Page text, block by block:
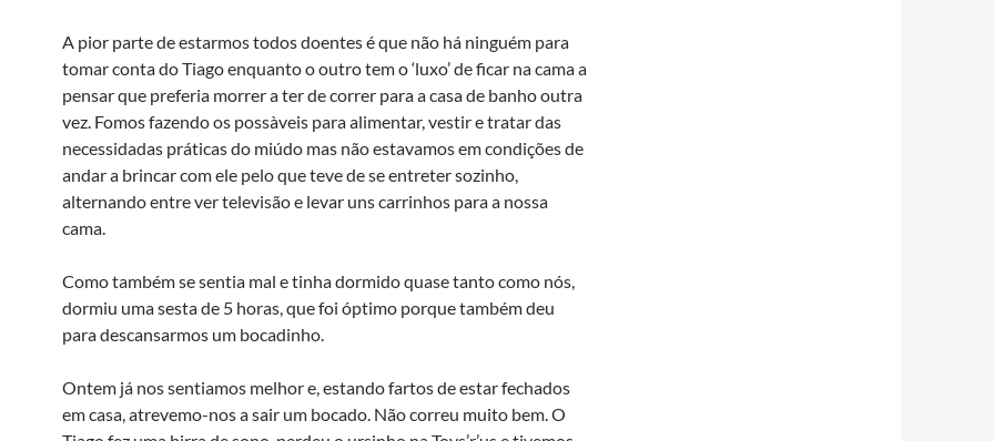
A pior parte de estarmos todos doentes é que não há ninguém para
tomar conta do Tiago enquanto o outro tem o ‘luxo’ de ficar na cama a
pensar que preferia morrer a ter de correr para a casa de banho outra
vez. Fomos fazendo os possà­veis para alimentar, vestir e tratar das
necessidadas práticas do miúdo mas não estavamos em condições de
andar a brincar com ele pelo que teve de se entreter sozinho,
alternando entre ver televisão e levar uns carrinhos para a nossa
cama.
Como também se sentia mal e tinha dormido quase tanto como nós,
dormiu uma sesta de 5 horas, que foi óptimo porque também deu
para descansarmos um bocadinho.
Ontem já nos sentiamos melhor e, estando fartos de estar fechados
em casa, atrevemo-nos a sair um bocado. Não correu muito bem. O